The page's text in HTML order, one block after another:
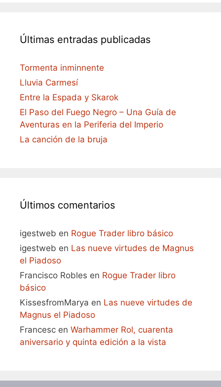
Últimas entradas publicadas
Tormenta inminnente
Lluvia Carmesí
Entre la Espada y Skarok
El Paso del Fuego Negro – Una Guía de
Aventuras en la Periferia del Imperio
La canción de la bruja
Últimos comentarios
igestweb en Rogue Trader libro básico
igestweb en Las nueve virtudes de Magnus
el Piadoso
Francisco Robles en Rogue Trader libro
básico
KissesfromMarya en Las nueve virtudes de
Magnus el Piadoso
Francesc en Warhammer Rol, cuarenta
aniversario y quinta edición a la vista